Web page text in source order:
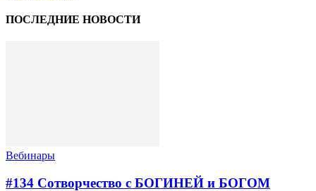
ПОСЛЕДНИЕ НОВОСТИ
Вебинары
#134 Сотворчество с БОГИНЕЙ и БОГОМ